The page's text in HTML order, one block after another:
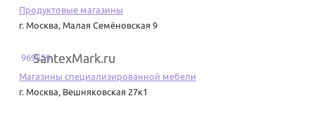
Продуктовые магазины
г. Москва, Малая Семёновская 9
969559
SantexMark.ru
Магазины специализированной мебели
г. Москва, Вешняковская 27к1